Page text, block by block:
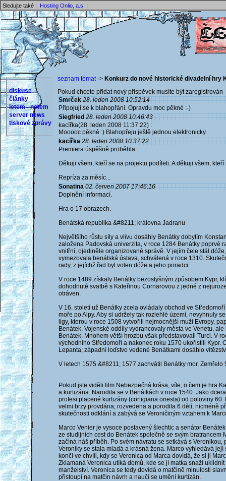
Sledujte také : Hosting Onlio, a.s. |
diskuse
články
letem - netem
server news
tiskové zprávy
seznam témat-> Konkurz do nové historické divadelní hry
Pokud chcete přidat nový příspěvek musíte být
Smrček 28. leden 2008 10:52:14
Připojuji se k blahopřání. Opravdu moc pěkné :-)
Siegfried 28. leden 2008 10:46:43
kacířka(28. leden 2008 11:37:22) :
Mooooc pěkné :) Blahopřeju ještě jednou elektronicky.
kacířka 28. leden 2008 10:37:22
Premiera úspěšně proběhla.
Děkuji všem, kteří se na projektu podíleli. A děkuji všem,
Repríza za měsíc...
Sonatina 02. červen 2007 17:46:16
Doplnění informací.
Hra o 17 obrazech.
Benátská republika &#8211; královna Jadranu
Největšího růstu síly a vlivu dosáhly Benátky dobytím
založena Padovská univerzita, v roce 1284 Benátky poprvé
vnitřní, ojediněle organizované správě. V jejím čele stál
vymezovala benátská ústava, schválená v roce 1310.
rady, z jejíchž řad byl volen dóže a jeho poradci.
V roce 1489 získaly Benátky bezostyšným způsobem Kypr,
dohodnuté svatbě s Kateřinou Cornarovou z jedné z
otráven.
V 16. století už Benátky zcela ovládaly obchod ve
moře po Alpy. Aby si udržely tak rozlehlé území, nevyhnuly
ligy, kterou v roce 1508 vytvořili nejmocnější muži Evropy,
Benátek. Vojenské oddíly vydrancovaly města ve Venetu,
Benátek. Mnohem větší hrozbu však představovali Turci. V
východního Středomoří a nakonec roku 1570 ukořistili Kypr.
Lepanta; západní loďstvo vedené Benátkami dosáhlo
V letech 1575 &#8211; 1577 zachvátil Benátky mor.
Pokud jste viděli film Nebezpečná krása, víte, o čem je hra
a kurtizána. Narodila se v Benátkách v roce 1540. Jako
profesi placené kurtizány (cortigiana onesta) od poloviny
velmi brzy provdána, rozvedena a porodila 6 dětí, nicméně
skutečnosti odklání a zabývá se Veroničiným vztahem k
Marco Venier je vysoce postavený šlechtic a senátor
ze studijních cest do Benátek společně se svým bratrancem
začíná náš příběh. Po svém návratu se setkává s
Veroniky se stala mladá a krásná žena. Marco vyhledává
končí ve chvíli, kdy se Veronica od Marca dovídá, že si ji
Zklamaná Veronica utíká domů, kde se jí matka snaží
manželství. Veronica se tedy dovídá o matčině minulosti
přistoupí na matčin návrh a naučí se umění kurtizán.